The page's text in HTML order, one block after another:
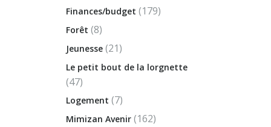
Finances/budget (179)
Forêt (8)
Jeunesse (21)
Le petit bout de la lorgnette
(47)
Logement (7)
Mimizan Avenir (162)